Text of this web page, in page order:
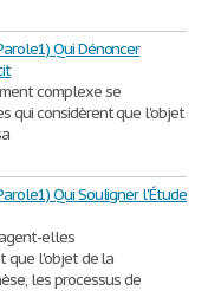
Qui Dénoncer
complexe se
qui considèrent que l'objet
Qui Souligner l'Étude
elles
que l'objet de la
les processus de